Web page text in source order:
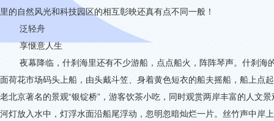
里的自然风光和科技园区的相互彰映还真有点不同一般！
泛轻舟
享惬意人生
夜幕降临，什刹海里还有不少游船，点点船火，阵阵琴声。什刹海
面荷花市场码头上船，由头戴斗笠、身着黄色短衣的船夫摇船，船上点
老北京著名的景观“银锭桥”，游客饮茶小吃，同时观赏两岸丰富的人文
河灯放入水中，灯浮水面沿船尾浮动，忽明忽暗灿烂一片。丝竹声中